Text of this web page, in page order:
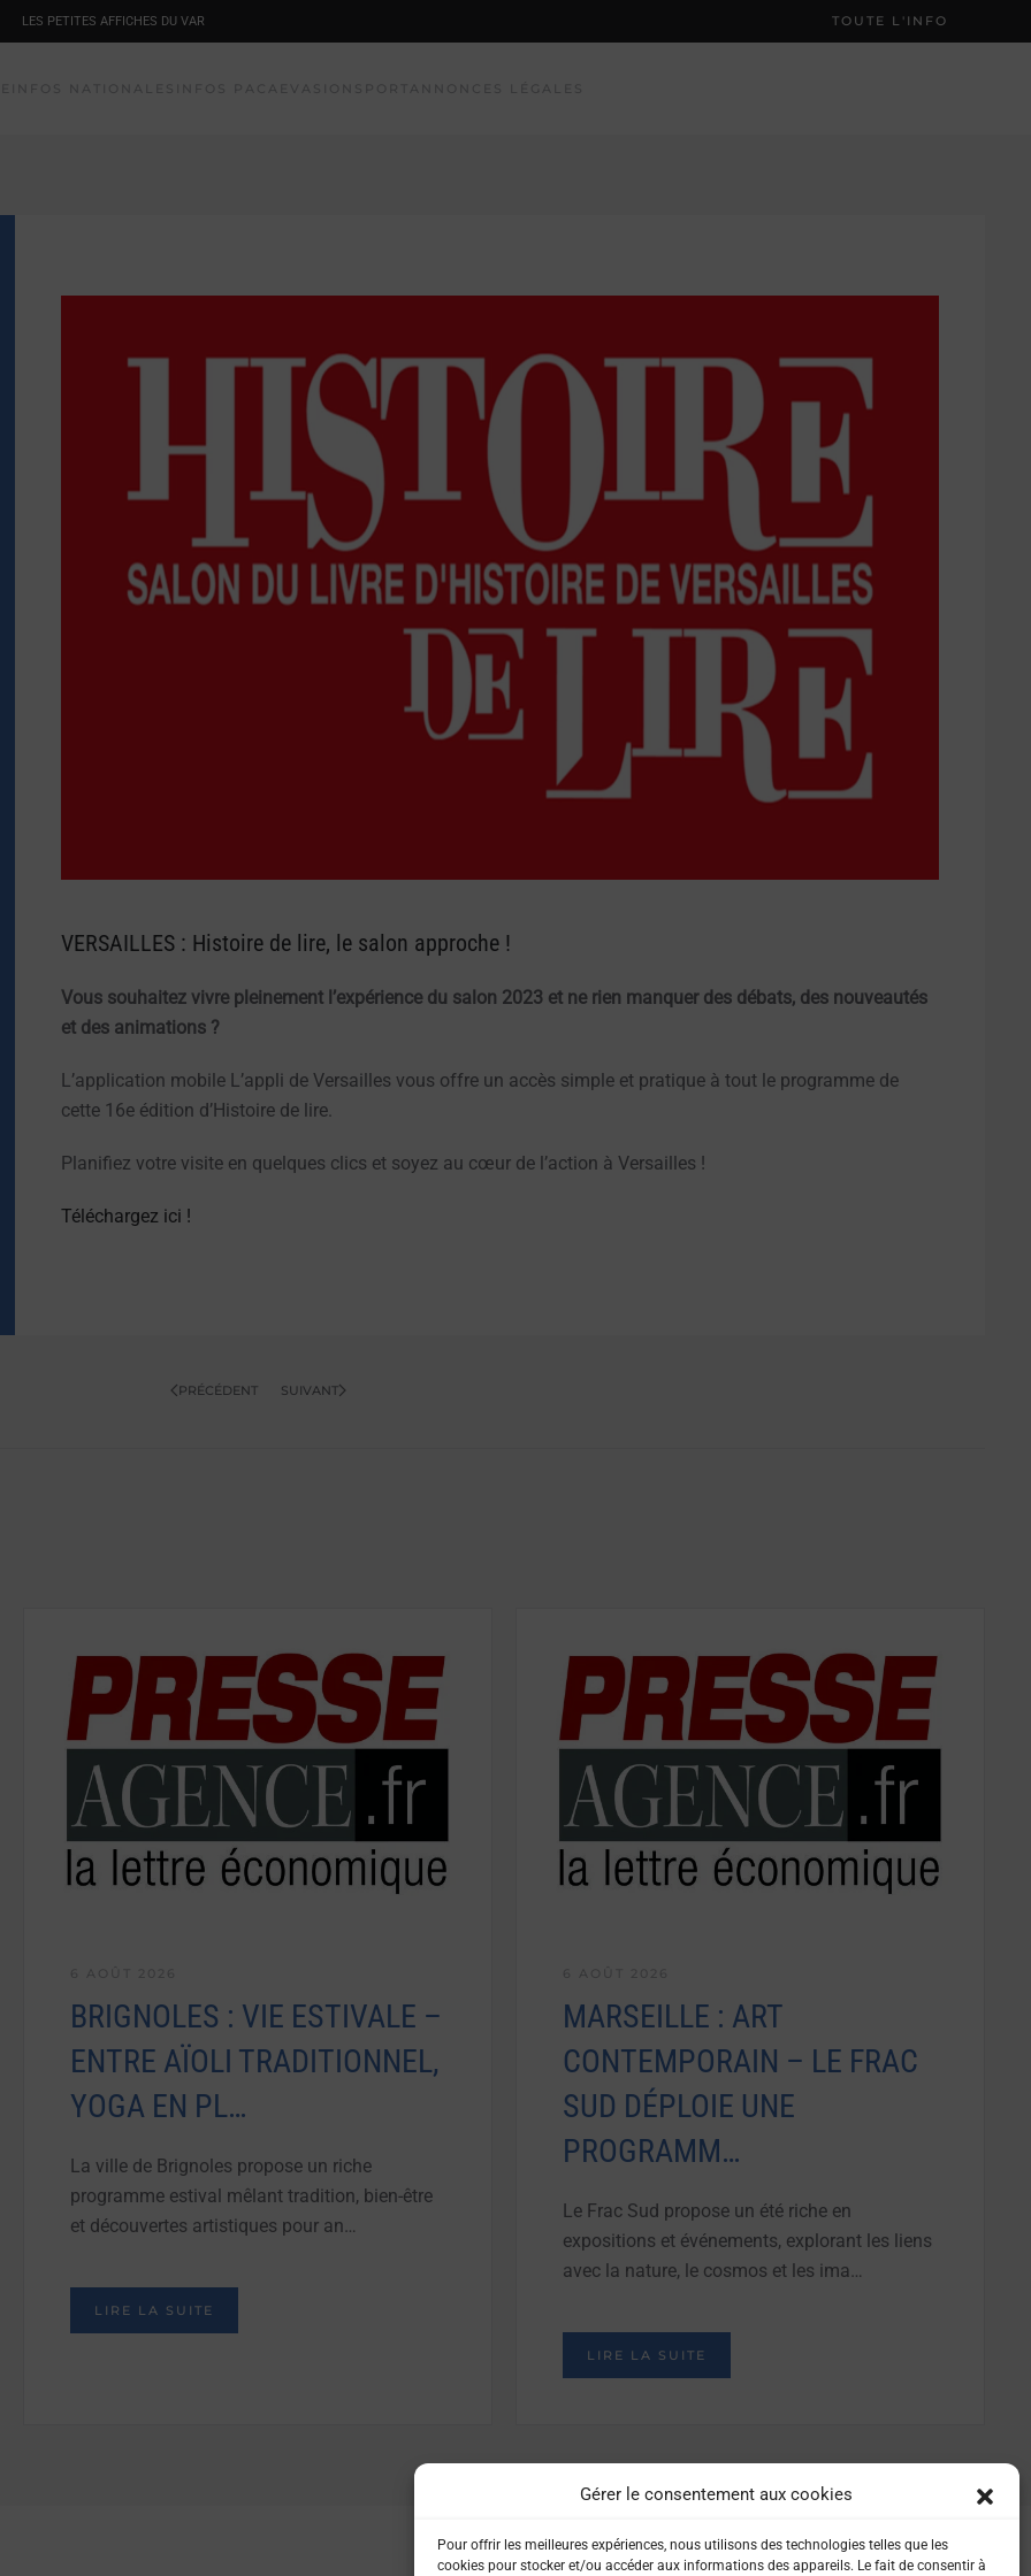
Gérer le consentement aux cookies
Pour offrir les meilleures expériences, nous utilisons des technologies telles que les
cookies pour stocker et/ou accéder aux informations des appareils. Le fait de consentir à
LES PETITES AFFICHES DU VAR TOUTE L'INFO
VERSAILLES : Histoire de lire, le salon approche !
Vous souhaitez vivre pleinement l’expérience du salon 2023 et ne rien manquer des débats, des nouveautés
et des animations ?
L’application mobile L’appli de Versailles vous offre un accès simple et pratique à tout le programme de
cette 16e édition d’Histoire de lire.
Planifiez votre visite en quelques clics et soyez au cœur de l’action à Versailles !
Téléchargez ici !
PRÉCÉDENT SUIVANT
BRIGNOLES : VIE ESTIVALE –
ENTRE AÏOLI TRADITIONNEL,
YOGA EN PL…
La ville de Brignoles propose un riche
programme estival mêlant tradition, bien-être
et découvertes artistiques pour an…
LIRE LA SUITE
MARSEILLE : ART
CONTEMPORAIN – LE FRAC
SUD DÉPLOIE UNE
PROGRAMM…
Le Frac Sud propose un été riche en
expositions et événements, explorant les liens
avec la nature, le cosmos et les ima…
LIRE LA SUITE